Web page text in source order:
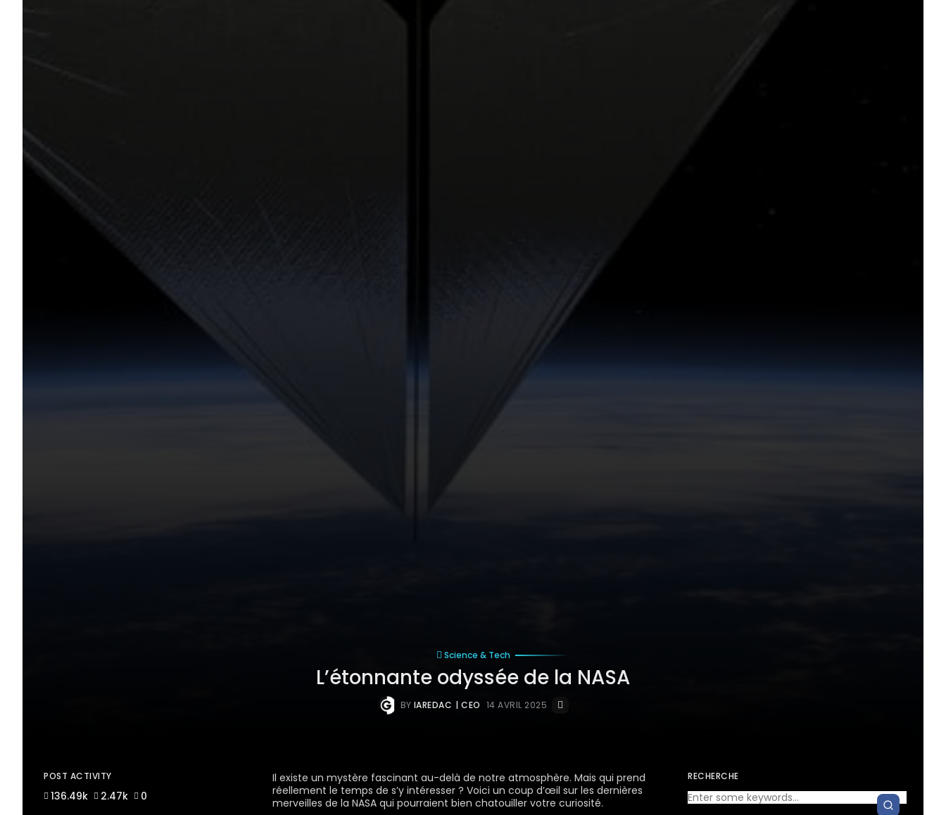
Science & Tech
L’étonnante odyssée de la NASA
BY IAREDAC | CEO 14 AVRIL 2025
RECHERCHE
Il existe un mystère fascinant au-delà de notre atmosphère. Mais qui prend
réellement le temps de s’y intéresser ? Voici un coup d’œil sur les dernières
merveilles de la NASA qui pourraient bien chatouiller votre curiosité.
POST ACTIVITY
136.49k 2.47k 0